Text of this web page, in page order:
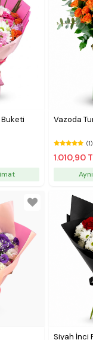
Vazoda
(1)
1.010,90
Siyah İnci